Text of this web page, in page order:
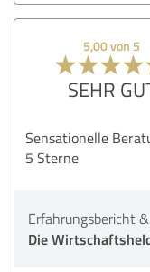
5,00 von 5
SEHR
Sensationelle
5 Sterne
Erfahrungsbericht
Die